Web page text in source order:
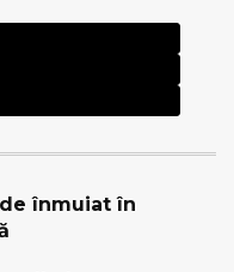
înmuiat în